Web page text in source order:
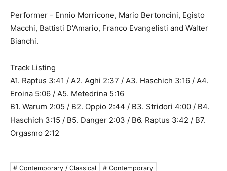
Performer - Ennio Morricone, Mario Bertoncini, Egisto
Macchi, Battisti D'Amario, Franco Evangelisti and Walter
Bianchi.
Track Listing
A1. Raptus 3:41 / A2. Aghi 2:37 / A3. Haschich 3:16 / A4.
Eroina 5:06 / A5. Metedrina 5:16
B1. Warum 2:05 / B2. Oppio 2:44 / B3. Stridori 4:00 / B4.
Haschich 3:15 / B5. Danger 2:03 / B6. Raptus 3:42 / B7.
Orgasmo 2:12
# Contemporary / Classical # Contemporary